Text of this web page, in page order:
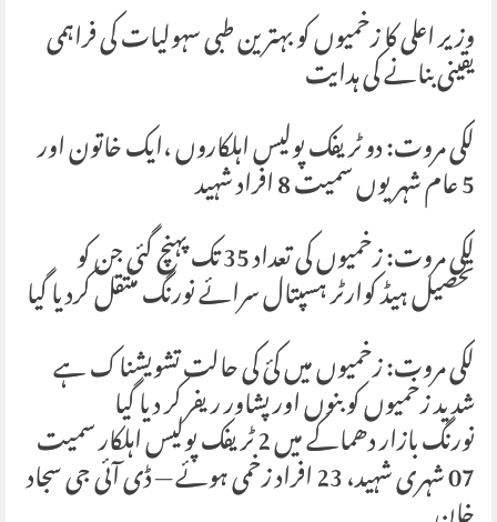
وزیر اعلی کا زخمیوں کو بہترین طبی سہولیات کی فراہمی
یقینی بنانے کی ہدایت
لکی مروت: دو ٹریفک پولیس اہلکاروں ،ایک خاتون اور
5 عام شہریوں سمیت 8 افراد شہید
لکی مروت: زخمیوں کی تعداد 35 تک پہنچ گئی جن کو
تحصیل ہیڈ کوارٹر ہسپتال سرائے نورنگ منتقل کردیا گیا
لکی مروت: زخمیوں میں کئ کی حالت تشویشناک ہے
شدید زخمیوں کو بنوں اور پشاور ریفر کر دیا گیا
نورنگ بازار دھماکے میں 2 ٹریفک پولیس اہلکار سمیت
07 شہری شہید، 23 افراد زخمی ہوئے — ڈی آئی جی سجاد